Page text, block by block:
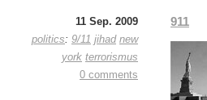
11 Sep. 2009
politics: 9/11 jihad new
york terrorismus
0 comments
911